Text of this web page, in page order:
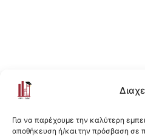
Για να παρέχουμε την καλύτερη
αποθήκευση ή/και την πρόσβαση σε